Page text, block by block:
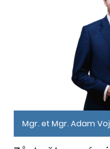
Mgr. et Mgr. Adam